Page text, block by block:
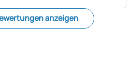
anzeigen